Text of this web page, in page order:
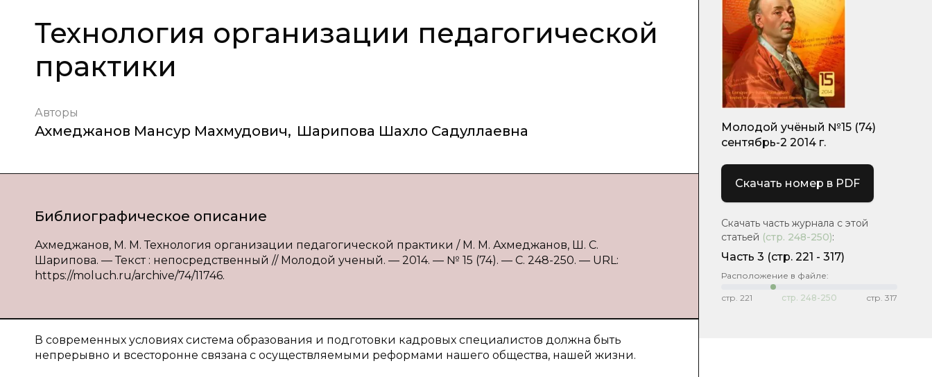
Технология организации педагогической
практики
Авторы
Ахмеджанов Мансур Махмудович, Шарипова Шахло Садуллаевна
Библиографическое описание
Ахмеджанов, М. М. Технология организации педагогической практики / М. М. Ахмеджанов, Ш. С.
Шарипова. — Текст : непосредственный // Молодой ученый. — 2014. — № 15 (74). — С. 248-250. — URL:
https://moluch.ru/archive/74/11746.
В современных условиях система образования и подготовки кадровых специалистов должна быть
непрерывно и всесторонне связана с осуществляемыми реформами нашего общества, нашей жизни.
Молодой учёный №15 (74)
сентябрь-2 2014 г.
Скачать номер в PDF
Скачать часть журнала с этой
статьей (стр. 248-250):
Часть 3 (cтр. 221 - 317)
Расположение в файле:
стр. 221 стр. 248-250 стр. 317